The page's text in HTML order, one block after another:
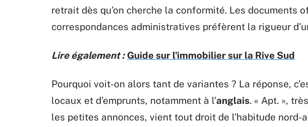
retrait dès qu’on cherche la conformité. Les documents
correspondances administratives préfèrent la rigueur
Lire également : Guide sur l'immobilier sur la Rive Sud
Pourquoi voit-on alors tant de variantes ? La réponse,
locaux et d’emprunts, notamment à l’anglais. « Apt. »,
les petites annonces, vient tout droit de l’habitude nord-